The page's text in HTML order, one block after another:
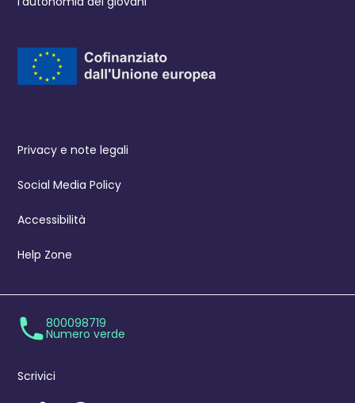
Privacy e note legali
Social Media Policy
Accessibilità
Help Zone
800098719
Numero verde
Scrivici